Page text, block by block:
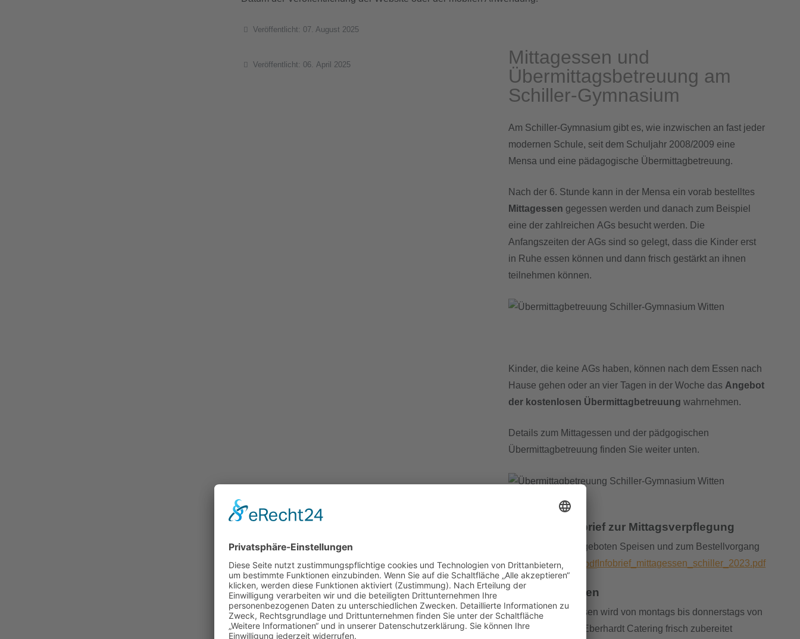
Details
Veröffentlicht: 07. August 2025
Details
Veröffentlicht: 06. April 2025
Mittagessen und
Übermittagsbetreuung am
Schiller-Gymnasium
Am Schiller-Gymnasium gibt es, wie inzwischen an fast jeder
modernen Schule, seit dem Schuljahr 2008/2009 eine
Mensa und eine pädagogische Übermittagbetreuung.
Nach der 6. Stunde kann in der Mensa ein vorab bestelltes
Mittagessen gegessen werden und danach zum Beispiel
eine der zahlreichen AGs besucht werden. Die
Anfangszeiten der AGs sind so gelegt, dass die Kinder erst
in Ruhe essen können und dann frisch gestärkt an ihnen
teilnehmen können.
Kinder, die keine AGs haben, können nach dem Essen nach
Hause gehen oder an vier Tagen in der Woche das Angebot
der kostenlosen Übermittagbetreuungwahrnehmen.
Details zum Mittagessen und der pädgogischen
Übermittagbetreuung finden Sie weiter unten.
Aktueller Infobrief zur Mittagsverpflegung
Alle Details zu angeboten Speisen und zum Bestellvorgang
finden Sie hier:
I nfobrief_mittagessen_schiller_2023.pdf
Das Mittagessen
Das Mittagessen wird von montags bis donnerstags von
der Firma M. Eberhardt Catering frisch zubereitet